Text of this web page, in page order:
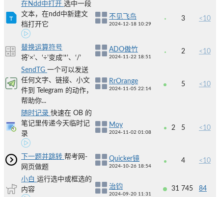
在Ndd中打开 选中一段
文本，在ndd中新建文
档打开它
不见飞鸟
2024-12-18 10:29
3 <10
替换运算符号
将‘×’、‘÷’变成‘*’、‘/’
ADO傲竹
2024-11-22 18:51
2 <10
SendTG 一个可以发送
任何文字、链接、小文
件到 Telegram 的动作，
帮助你...
RrOrange
2024-11-05 22:14
5 <10
随时记录 快速在 OB 的
笔记里传递今天临时记
录
Moy
2024-11-02 01:08
2 5 <10
下一题并跳转 帮考网-
网页做题
Quicker镜
2024-10-26 18:54
4 <10
小白 运行选中或框选的
内容
治钧
2024-09-20 11:31
31 745 84